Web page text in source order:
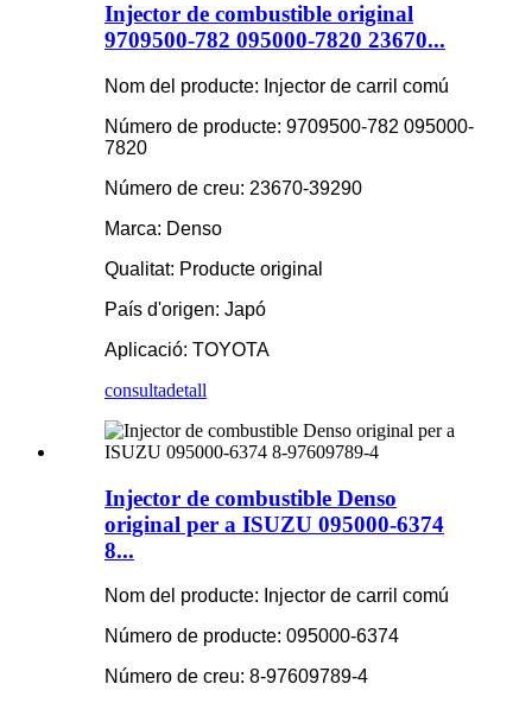
Injector de combustible original
9709500-782 095000-7820 23670...
Nom del producte: Injector de carril comú
Número de producte: 9709500-782 095000-
7820
Número de creu: 23670-39290
Marca: Denso
Qualitat: Producte original
País d'origen: Japó
Aplicació: TOYOTA
consultadetall
Injector de combustible Denso
original per a ISUZU 095000-6374
8...
Nom del producte: Injector de carril comú
Número de producte: 095000-6374
Número de creu: 8-97609789-4